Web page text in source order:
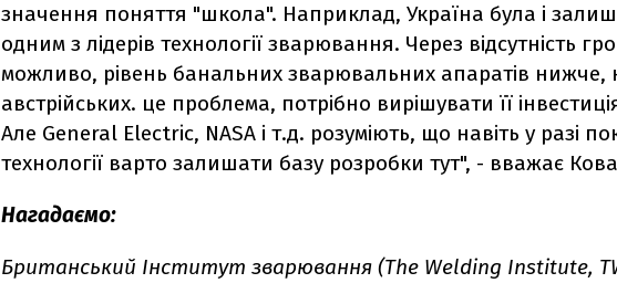
значення поняття "школа". Наприклад, Україна була і
одним з лідерів технології зварювання. Через відсутність
можливо, рівень банальних зварювальних апаратів нижче,
австрійських. це проблема, потрібно вирішувати її
Але General Electric, NASA і т.д. розуміють, що навіть у разі
технології варто залишати базу розробки тут", - вважає
Нагадаємо:
Британський Інститут зварювання (The Welding Institute,